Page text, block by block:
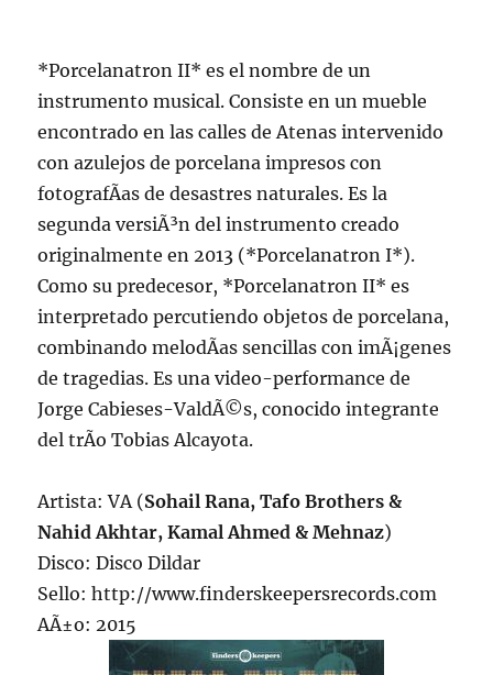
*Porcelanatron II* es el nombre de un
instrumento musical. Consiste en un mueble
encontrado en las calles de Atenas intervenido
con azulejos de porcelana impresos con
fotografÃ­as de desastres naturales. Es la
segunda versiÃ³n del instrumento creado
originalmente en 2013 (*Porcelanatron I*).
Como su predecesor, *Porcelanatron II* es
interpretado percutiendo objetos de porcelana,
combinando melodÃ­as sencillas con imÃ¡genes
de tragedias. Es una video-performance de
Jorge Cabieses-ValdÃ©s, conocido integrante
del trÃ­o Tobias Alcayota.
Artista: VA (Sohail Rana, Tafo Brothers &
Nahid Akhtar, Kamal Ahmed & Mehnaz)
Disco: Disco Dildar
Sello: http://www.finderskeepersrecords.com
AÃ±o: 2015